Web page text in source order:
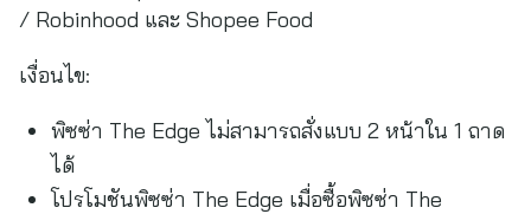
/ Robinhood และ Shopee Food
เงื่อนไข:
พิซซ่า The Edge ไม่สามารถสั่งแบบ 2 หน้าใน 1 ถาด
ได้
โปรโมชันพิซซ่า The Edge เมื่อซื้อพิซซ่า The